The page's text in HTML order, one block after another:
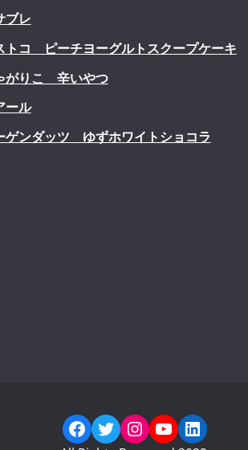
ブレ
トコ ピーチヨーグルトスクープケーキ
がりこ 辛いやつ
ール
ゲンダッツ ゆずホワイトショコラ
Facebook
Twitter
Instagram
YouTube
LinkedIn